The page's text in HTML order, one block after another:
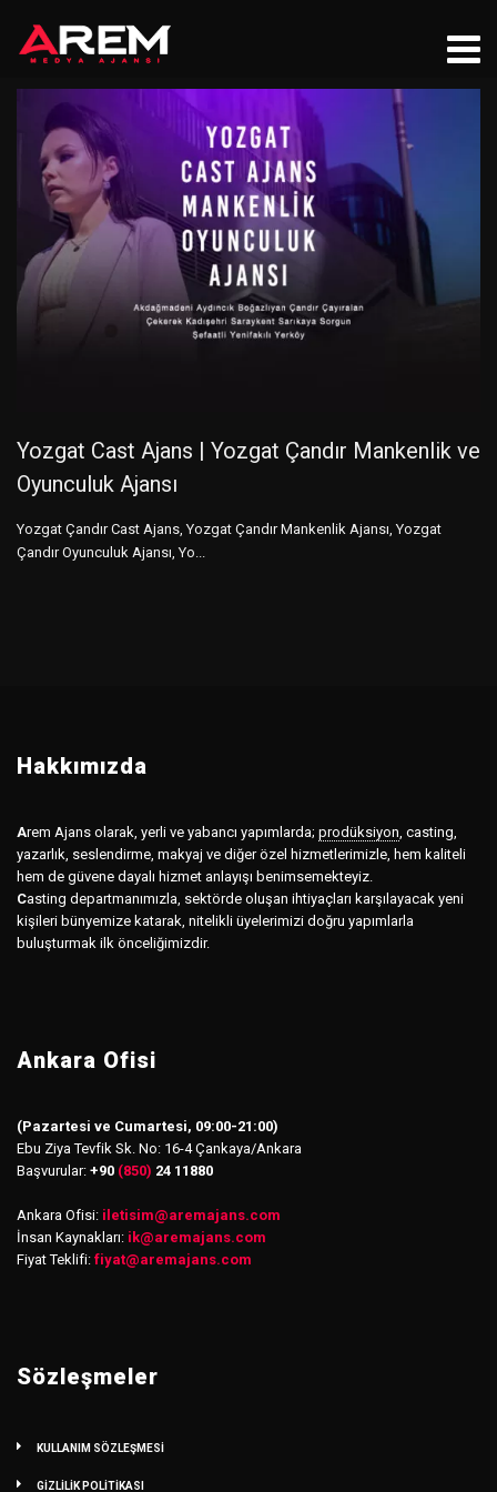
Yozgat Cast Ajans | Yozgat Çandır Mankenlik ve
Oyunculuk Ajansı
Yozgat Çandır Cast Ajans, Yozgat Çandır Mankenlik Ajansı, Yozgat
Çandır Oyunculuk Ajansı, Yo...
Hakkımızda
Arem Ajans olarak, yerli ve yabancı yapımlarda; prodüksiyon, casting,
yazarlık, seslendirme, makyaj ve diğer özel hizmetlerimizle, hem kaliteli
hem de güvene dayalı hizmet anlayışı benimsemekteyiz.
Casting departmanımızla, sektörde oluşan ihtiyaçları karşılayacak yeni
kişileri bünyemize katarak, nitelikli üyelerimizi doğru yapımlarla
buluşturmak ilk önceliğimizdir.
Ankara Ofisi
(Pazartesi ve Cumartesi, 09:00-21:00)
Ebu Ziya Tevfik Sk. No: 16-4 Çankaya/Ankara
Başvurular: +90 (850) 24 11880
Ankara Ofisi: iletisim@aremajans.com
İnsan Kaynakları: ik@aremajans.com
Fiyat Teklifi: fiyat@aremajans.com
Sözleşmeler
KULLANIM SÖZLEŞMESİ
GİZLİLİK POLİTİKASI